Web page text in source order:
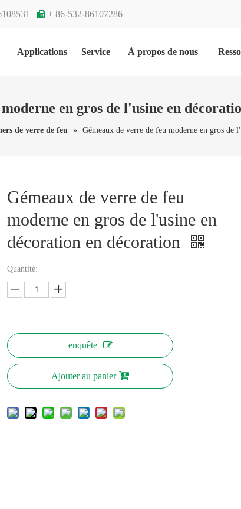
 + 86-532-86107286
Applications Service À propos de nous
en gros de l'usine en
de verre de feu » Gémeaux de verre de feu moderne en gros de
Gémeaux de verre de feu
moderne en gros de l'usine en
décoration en décoration
Quantité:
enquête
Ajouter au panier